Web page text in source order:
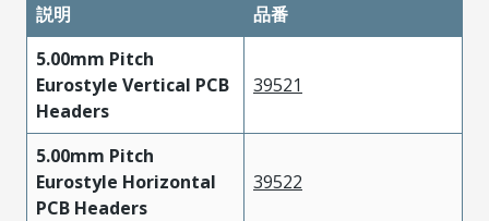
説明
品番
5.00mm Pitch
Eurostyle Vertical PCB
Headers
39521
5.00mm Pitch
Eurostyle Horizontal
PCB Headers
39522